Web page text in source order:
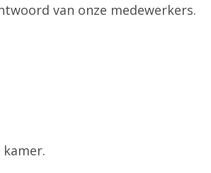
van onze medewerkers.